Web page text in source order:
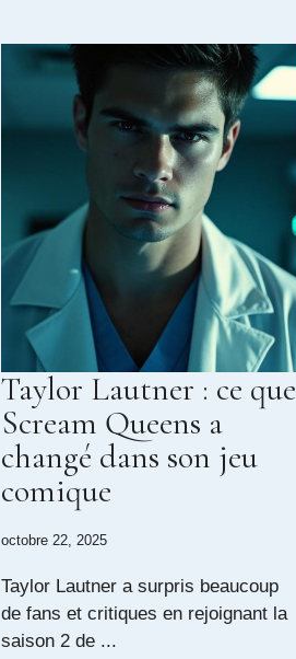
Taylor Lautner : ce que
Scream Queens a
changé dans son jeu
comique
octobre 22, 2025
Taylor Lautner a surpris beaucoup
de fans et critiques en rejoignant la
saison 2 de ...